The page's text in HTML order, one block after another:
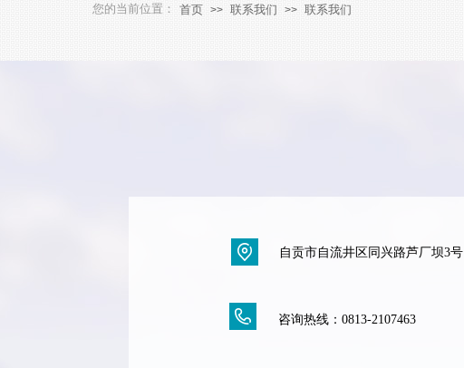
首页 >> 联系我们 >> 联系我们
您的当前位置：
自贡市自流井区同兴路芦厂坝3号
咨询热线： 0813-2107463